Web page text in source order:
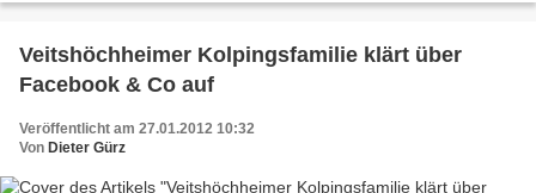
Veitshöchheimer Kolpingsfamilie klärt über
Facebook & Co auf
Veröffentlicht am 27.01.2012 10:32
Von Dieter Gürz